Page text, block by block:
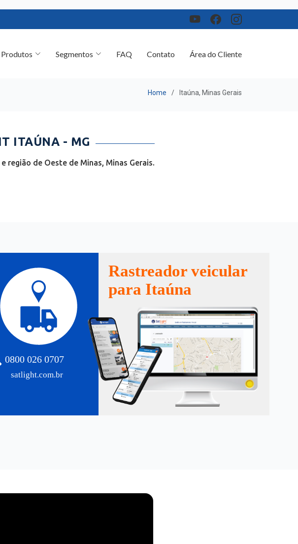
ITAÚNA - MG
de Oeste de Minas, Minas Gerais.
satlight.com.br
0800 026 0707
Rastreador veicular
para Itaúna